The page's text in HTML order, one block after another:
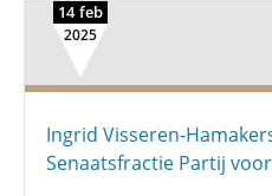
14 feb
2025
Ingrid Visseren-
Senaatsfractie Partij